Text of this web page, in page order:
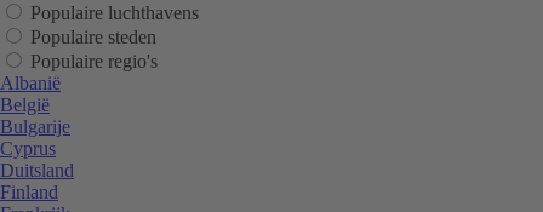
Populaire luchthavens
Populaire steden
Populaire regio's
Albanië
België
Bulgarije
Cyprus
Duitsland
Finland